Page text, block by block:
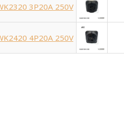
3P20A 250V
4P20A 250V